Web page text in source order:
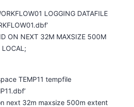
LOGGING DATAFILE
ON NEXT 32M MAXSIZE 500M
LOCAL;
TEMP11 tempfile
next 32m maxsize 500m extent